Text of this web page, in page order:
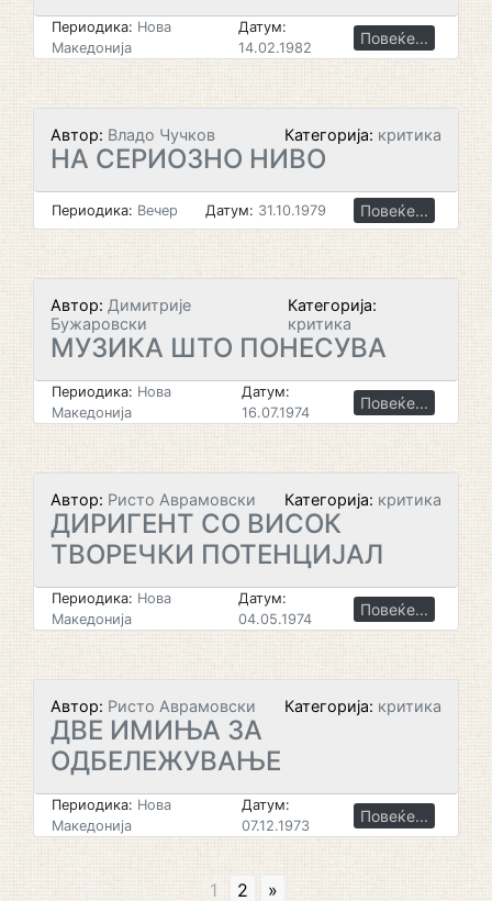
Периодика: Нова
Македонија
Датум:
14.02.1982
Повеќе...
Автор: Владо Чучков Категорија: критика
НА СЕРИОЗНО НИВО
Периодика: Вечер Датум: 31.10.1979 Повеќе...
Автор: Димитрије
Бужаровски
Категорија:
критика
МУЗИКА ШТО ПОНЕСУВА
Периодика: Нова
Македонија
Датум:
16.07.1974
Повеќе...
Автор: Ристо Аврамовски Категорија: критика
ДИРИГЕНТ СО ВИСОК
ТВОРЕЧКИ ПОТЕНЦИЈАЛ
Периодика: Нова
Македонија
Датум:
04.05.1974
Повеќе...
Автор: Ристо Аврамовски Категорија: критика
ДВЕ ИМИЊА ЗА
ОДБЕЛЕЖУВАЊЕ
Периодика: Нова
Македонија
Датум:
07.12.1973
Повеќе...
1 2 »